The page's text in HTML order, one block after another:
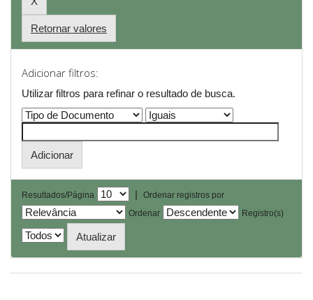
Retornar valores
Adicionar filtros:
Utilizar filtros para refinar o resultado de busca.
Resultados/Página |
Ordenar registros por
Ordenar
Registro(s)